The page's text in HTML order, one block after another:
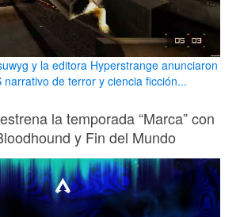
y la editora Hyperstrange anunciaron
narrativo de terror y ciencia ficción...
la temporada “Marca” con
y Fin del Mundo